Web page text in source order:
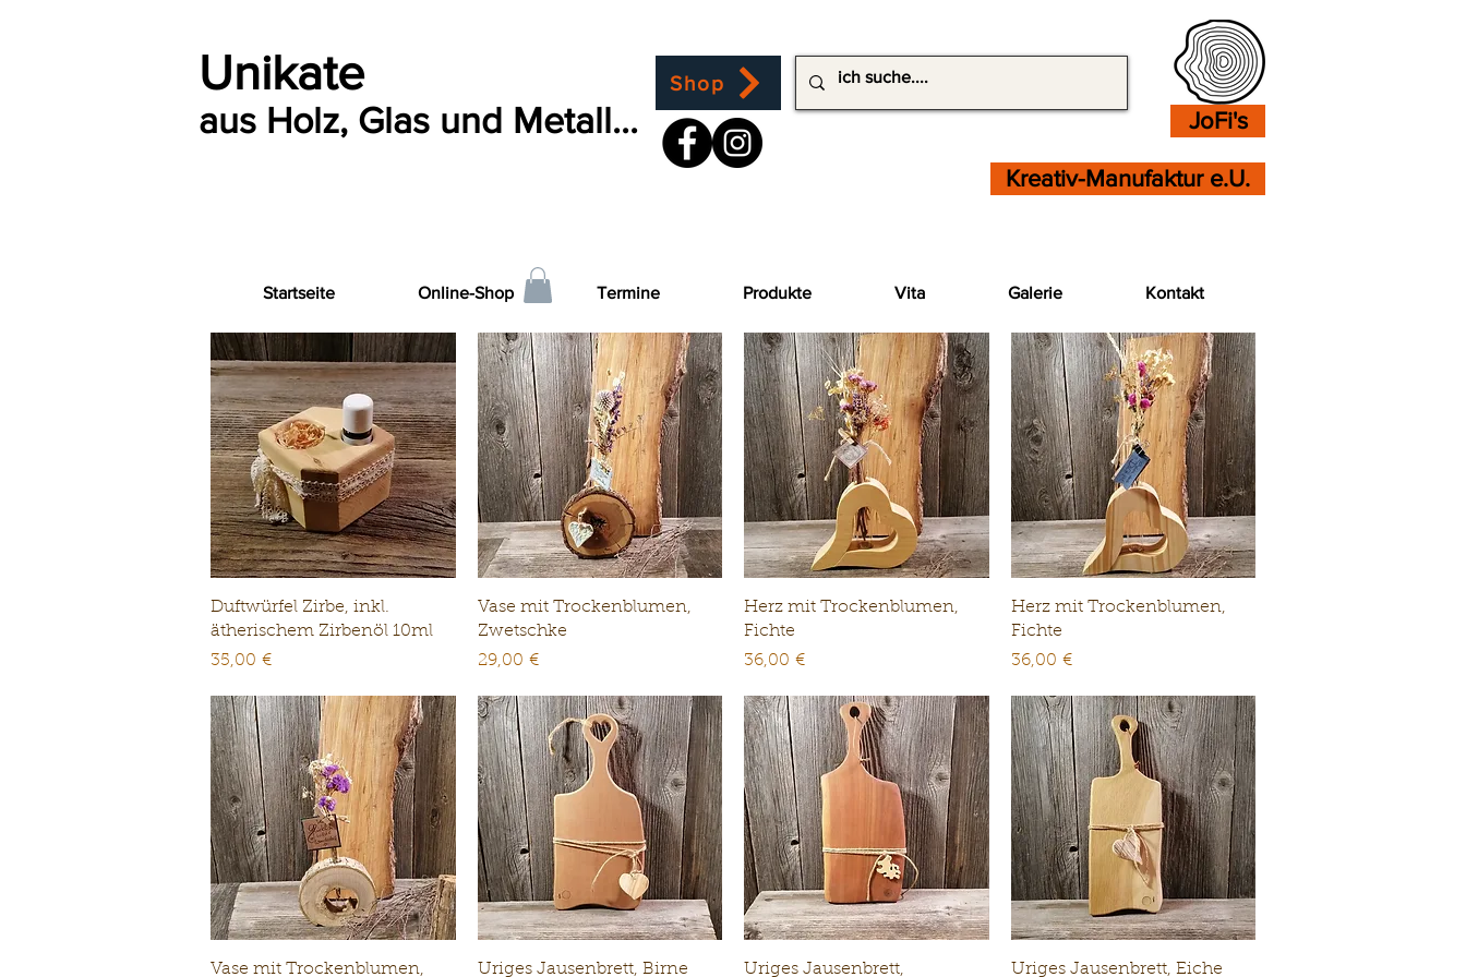
Unikate
aus Holz, Glas und Metall...
Shop
JoFi's
Kreativ-Manufaktur e.U.
Startseite Online-Shop Termine Produkte Vita Galerie Kontakt
Schnellansicht
Duftwürfel Zirbe, inkl.
ätherischem Zirbenöl 10ml
Preis
35,00 €
Schnellansicht
Vase mit Trockenblumen,
Zwetschke
Preis
29,00 €
Schnellansicht
Herz mit Trockenblumen,
Fichte
Preis
36,00 €
Schnellansicht
Herz mit Trockenblumen,
Fichte
Preis
36,00 €
Schnellansicht
Vase mit Trockenblumen,
Schnellansicht
Uriges Jausenbrett, Birne
Schnellansicht
Uriges Jausenbrett,
Schnellansicht
Uriges Jausenbrett, Eiche